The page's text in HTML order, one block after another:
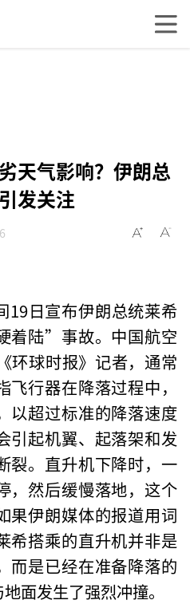
天气影响？伊朗总
发关注
19日宣布伊朗总统莱希
着陆”事故。中国航空
环球时报》记者，通常
行器在降落过程中，
以超过标准的降落速度
引起机翼、起落架和发
裂。直升机下降时，一
，然后缓慢落地，这个
伊朗媒体的报道用词
希搭乘的直升机并非是
而是已经在准备降落的
面发生了强烈冲撞。